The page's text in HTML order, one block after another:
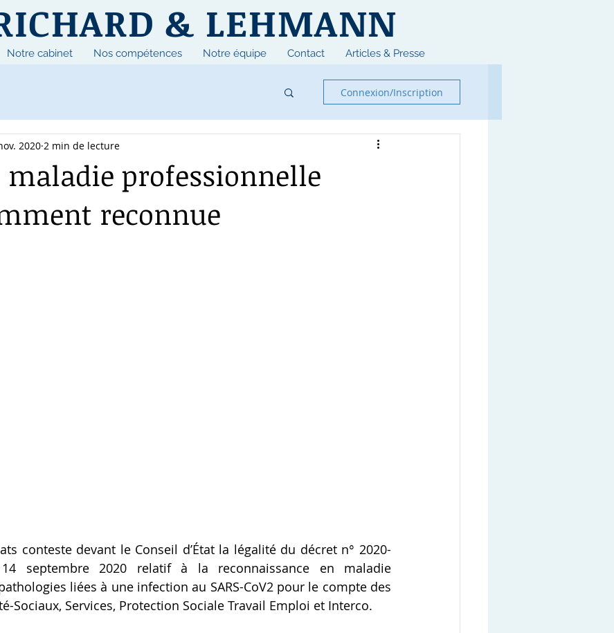
& LEHMANN
Notre cabinet Nos compétences Notre équipe Contact Articles & Presse
Connexion/Inscription
maladie professionnelle
reconnue
2020 2 min de lecture
conteste devant le Conseil d’État la légalité du décret n° 2020-
septembre 2020 relatif à la reconnaissance en maladie
liées à une infection au SARS-CoV2 pour le compte des
Sociaux, Services, Protection Sociale Travail Emploi et Interco.